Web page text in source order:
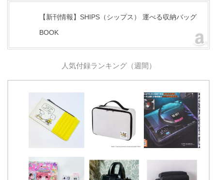
【新刊情報】SHIPS（シップス） 運べる収納バッグ
BOOK
人気付録ランキング（週間）